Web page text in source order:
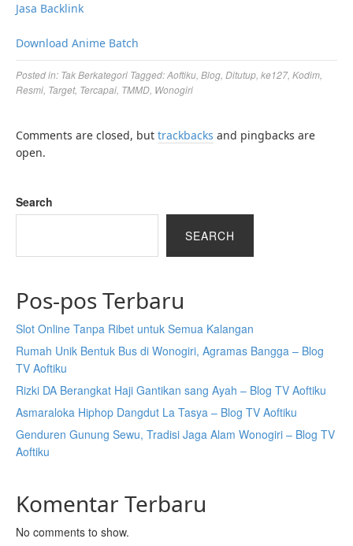
Jasa Backlink
Download Anime Batch
Posted in: Tak Berkategori Tagged:Aoftiku Blog Ditutup ke127, Kodim
Resmi Target, Tercapai TMMD Wonogiri
Comments are closed, but trackbacks and pingbacks are
open.
Search
SEARCH
Pos-pos Terbaru
Slot Online Tanpa Ribet untuk Semua Kalangan
Rumah Unik Bentuk Bus di Wonogiri, Agramas Bangga – Blog
TV Aoftiku
Rizki DA Berangkat Haji Gantikan sang Ayah – Blog TV Aoftiku
Asmaraloka Hiphop Dangdut La Tasya – Blog TV Aoftiku
Genduren Gunung Sewu, Tradisi Jaga Alam Wonogiri – Blog TV
Aoftiku
Komentar Terbaru
No comments to show.